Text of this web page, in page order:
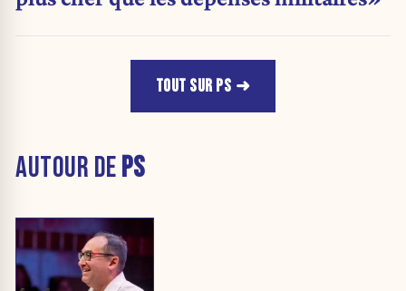
TOUT SUR PS
AUTOUR DEPS